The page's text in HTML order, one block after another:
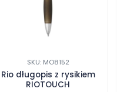
SKU: MO8152
Rio długopis z rysikiem
RIOTOUCH